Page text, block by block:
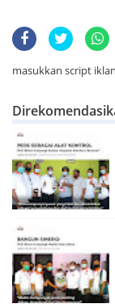
masukkan script